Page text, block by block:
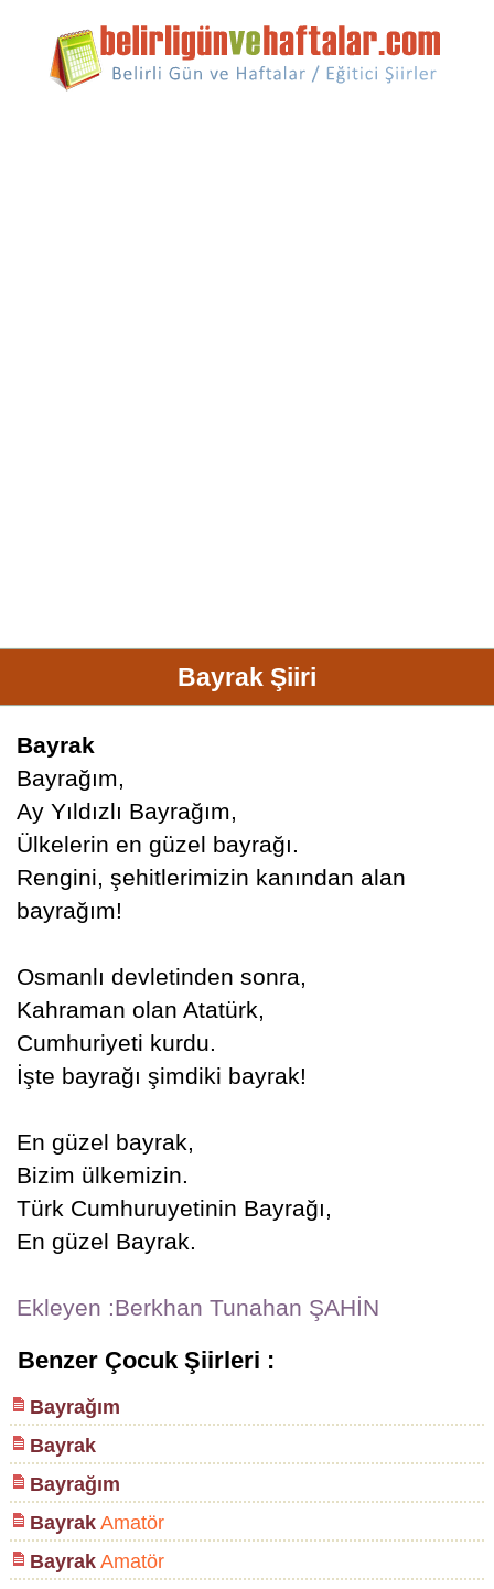
Bayrak Şiiri
Bayrak
Bayrağım,
Ay Yıldızlı Bayrağım,
Ülkelerin en güzel bayrağı.
Rengini, şehitlerimizin kanından alan
bayrağım!
Osmanlı devletinden sonra,
Kahraman olan Atatürk,
Cumhuriyeti kurdu.
İşte bayrağı şimdiki bayrak!
En güzel bayrak,
Bizim ülkemizin.
Türk Cumhuruyetinin Bayrağı,
En güzel Bayrak.
Ekleyen :Berkhan Tunahan ŞAHİN
Benzer Çocuk Şiirleri :
Bayrağım
Bayrak
Bayrağım
BayrakAmatör
BayrakAmatör